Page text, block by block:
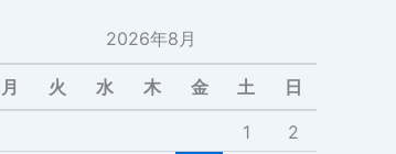
2026年8月
月 火 水 木 金 土 日
1
2